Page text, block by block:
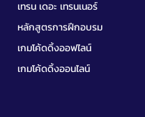
เทรน เดอะ เทรนเนอร์
หลักสูตรการฝึกอบรม
เกมโค้ดดิ้งออฟไลน์
เกมโค้ดดิ้งออนไลน์